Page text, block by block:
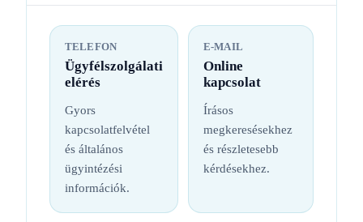
TELEFON
Ügyfélszolgálati
elérés
Gyors
kapcsolatfelvétel
és általános
ügyintézési
információk.
E-MAIL
Online
kapcsolat
Írásos
megkeresésekhez
és részletesebb
kérdésekhez.